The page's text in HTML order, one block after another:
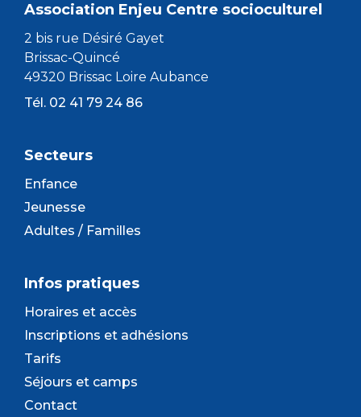
Association Enjeu Centre socioculturel
2 bis rue Désiré Gayet
Brissac-Quincé
49320 Brissac Loire Aubance
Tél. 02 41 79 24 86
Secteurs
Enfance
Jeunesse
Adultes / Familles
Infos pratiques
Horaires et accès
Inscriptions et adhésions
Tarifs
Séjours et camps
Contact